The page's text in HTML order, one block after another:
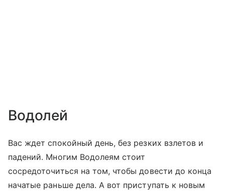
Водолей
Вас ждет спокойный день, без резких взлетов и
падений. Многим Водолеям стоит
сосредоточиться на том, чтобы довести до конца
начатые раньше дела. А вот приступать к новым